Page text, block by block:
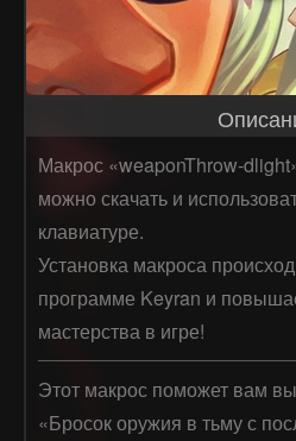
Макрос «weaponThrow-
можно скачать и
клавиатуре.
Установка макроса
программе Keyran и
мастерства в игре!
Этот макрос поможет вам
«Бросок оружия в тьму с